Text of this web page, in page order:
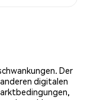
Der
anderen digitalen